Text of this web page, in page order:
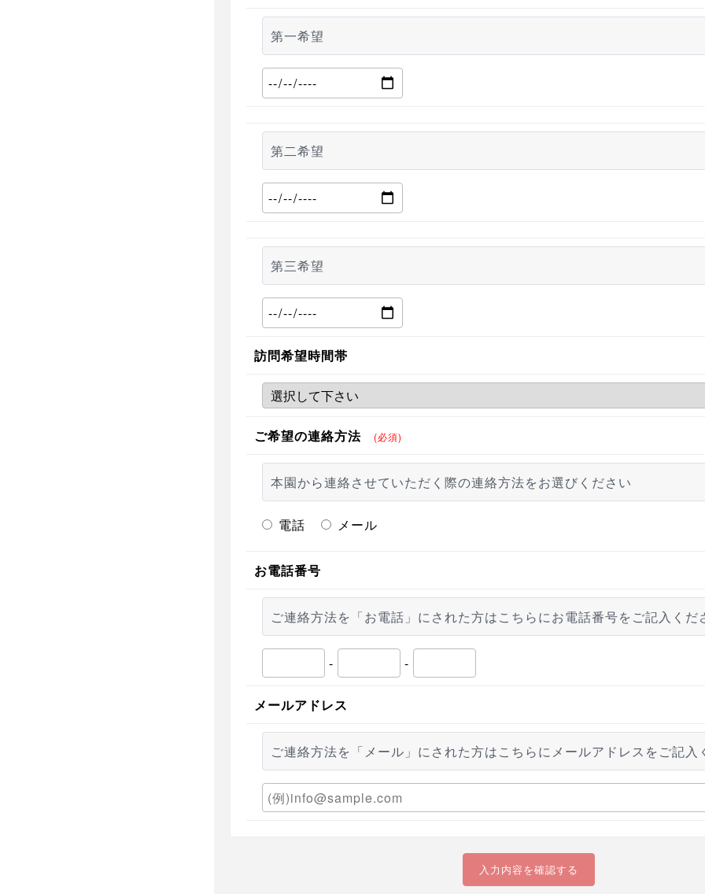
第一希望
第二希望
第三希望
訪問希望時間帯
ご希望の連絡方法 (必須)
本園から連絡させていただく際の連絡方法をお選びください
電話 メール
お電話番号
ご連絡方法を「お電話」にされた方はこちらにお電話番号をご記入くだ
- -
メールアドレス
ご連絡方法を「メール」にされた方はこちらにメールアドレスをご記入